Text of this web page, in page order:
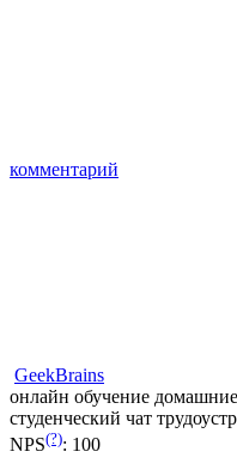
комментарий
GeekBrains
онлайн обучение
студенческий чат
NPS(?): 100